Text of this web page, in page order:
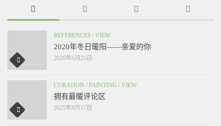
REFERENCES / VIEW
2020年冬日暖阳——亲爱的你
2026年6月25日
CURATION / PAINTING / VIEW
拥有最暖评论区
2025年8月17日